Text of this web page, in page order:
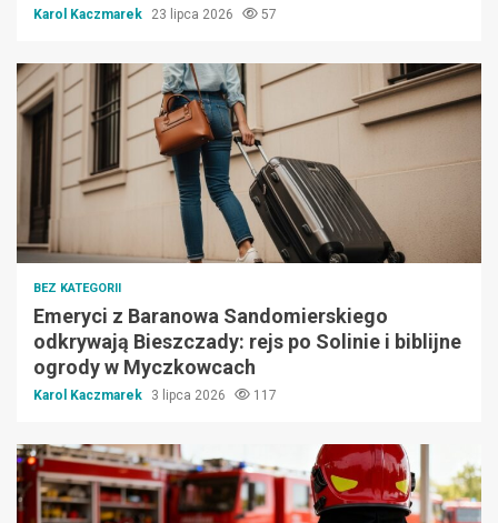
Karol Kaczmarek 23 lipca 2026 57
BEZ KATEGORII
Emeryci z Baranowa Sandomierskiego
odkrywają Bieszczady: rejs po Solinie i biblijne
ogrody w Myczkowcach
Karol Kaczmarek 3 lipca 2026 117